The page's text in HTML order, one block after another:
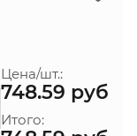
Цена/шт.:
748.59 руб
Итого: